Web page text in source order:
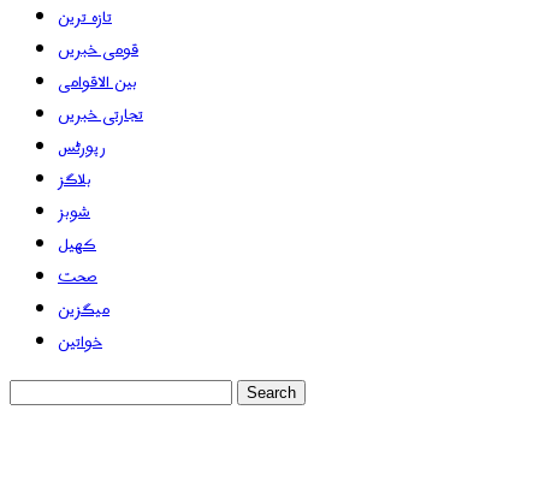
تازہ ترین
قومی خبریں
بین الاقوامی
تجارتی خبریں
رپورٹس
بلاگز
شوبز
کھیل
صحت
میگزین
خواتین